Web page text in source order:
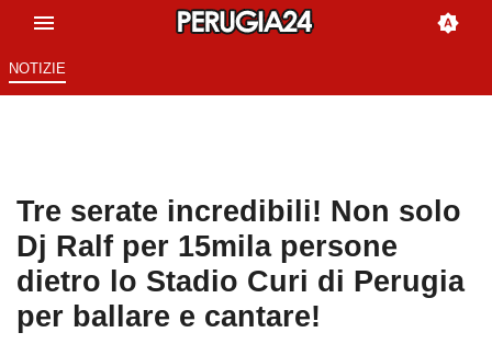
NOTIZIE
Tre serate incredibili! Non solo
Dj Ralf per 15mila persone
dietro lo Stadio Curi di Perugia
per ballare e cantare!